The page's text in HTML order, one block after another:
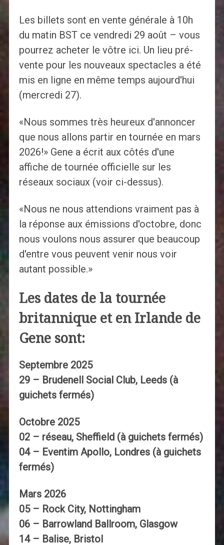
Les billets sont en vente générale à 10h
du matin BST ce vendredi 29 août – vous
pourrez acheter le vôtre ici. Un lieu pré-
vente pour les nouveaux spectacles a été
mis en ligne en même temps aujourd'hui
(mercredi 27).
«Nous sommes très heureux d'annoncer
que nous allons partir en tournée en mars
2026!» Gene a écrit aux côtés d'une
affiche de tournée officielle sur les
réseaux sociaux (voir ci-dessus).
«Nous ne nous attendions vraiment pas à
la réponse aux émissions d'octobre, donc
nous voulons nous assurer que beaucoup
d'entre vous peuvent venir nous voir
autant possible.»
Les dates de la tournée
britannique et en Irlande de
Gene sont:
Septembre 2025
29 – Brudenell Social Club, Leeds (à
guichets fermés)
Octobre 2025
02 – réseau, Sheffield (à guichets fermés)
04 – Eventim Apollo, Londres (à guichets
fermés)
Mars 2026
05 – Rock City, Nottingham
06 – Barrowland Ballroom, Glasgow
14 – Balise, Bristol